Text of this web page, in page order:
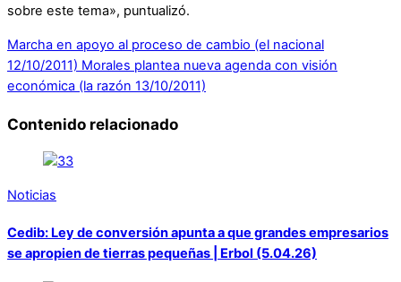
sobre este tema», puntualizó.
Marcha en apoyo al proceso de cambio (el nacional
12/10/2011) Morales plantea nueva agenda con visión
económica (la razón 13/10/2011)
Contenido relacionado
Noticias
Cedib: Ley de conversión apunta a que grandes empresarios
se apropien de tierras pequeñas | Erbol (5.04.26)